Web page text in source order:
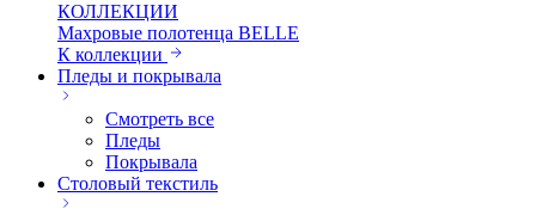
КОЛЛЕКЦИИ
Махровые полотенца BELLE
К коллекции
Пледы и покрывала
Смотреть все
Пледы
Покрывала
Столовый текстиль